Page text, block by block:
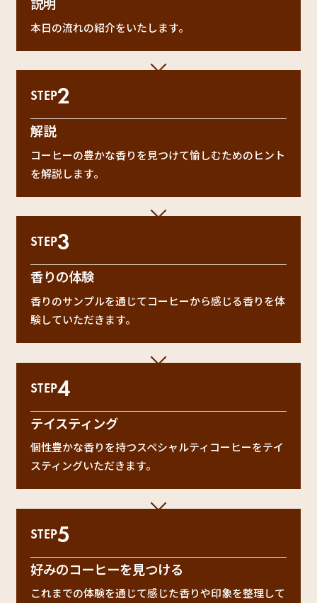
本日の流れの紹介をいたします。
STEP2
解説
コーヒーの豊かな香りを見つけて愉しむためのヒント
を解説します。
STEP3
香りの体験
香りのサンプルを通じてコーヒーから感じる香りを体
験していただきます。
STEP4
テイスティング
個性豊かな香りを持つスペシャルティコーヒーをテイ
スティングいただきます。
STEP5
好みのコーヒーを見つける
これまでの体験を通じて感じた香りや印象を整理して